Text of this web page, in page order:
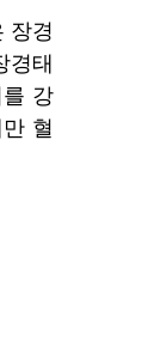
장경
경태
강
혈